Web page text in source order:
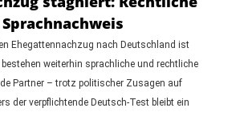
Ehegattennachzug nach Deutschland ist
weiterhin sprachliche und rechtliche
Partner – trotz politischer Zusagen auf
der verpflichtende Deutsch-Test bleibt ein